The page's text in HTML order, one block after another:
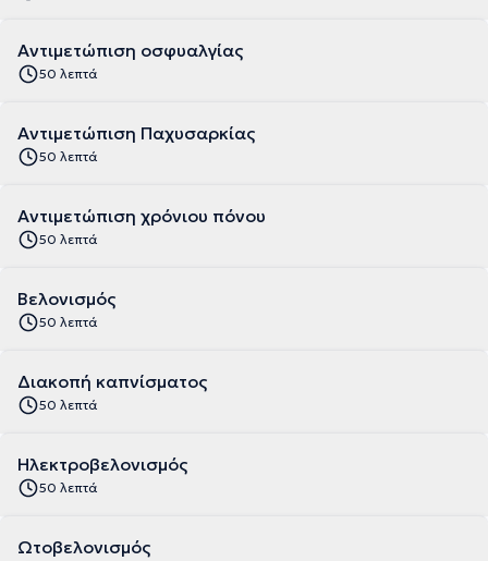
Αντιμετώπιση οσφυαλγίας
50 λεπτά
Αντιμετώπιση Παχυσαρκίας
50 λεπτά
Αντιμετώπιση χρόνιου πόνου
50 λεπτά
Βελονισμός
50 λεπτά
Διακοπή καπνίσματος
50 λεπτά
Ηλεκτροβελονισμός
50 λεπτά
Ωτοβελονισμός